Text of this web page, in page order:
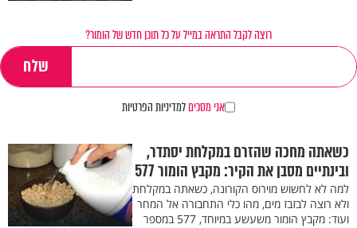
רוצה לקבל התראה במייל על כל תוכן חדש של הומור?
אני מסכיםלמדיניות הפרטיות
כשאתה מחכה שהזרם במקלחת יסתדר,
ובינתיים מסבן את הקיר: מקבץ הומור 577
למה לא לחשוש מוירוס הקורונה, כשאתה במקלחת
ולא רוצה לבזבז מים, מהו כלי התחבורה אל המחר
ועוד: מקבץ הומור משעשע במיוחד, 577 במספר